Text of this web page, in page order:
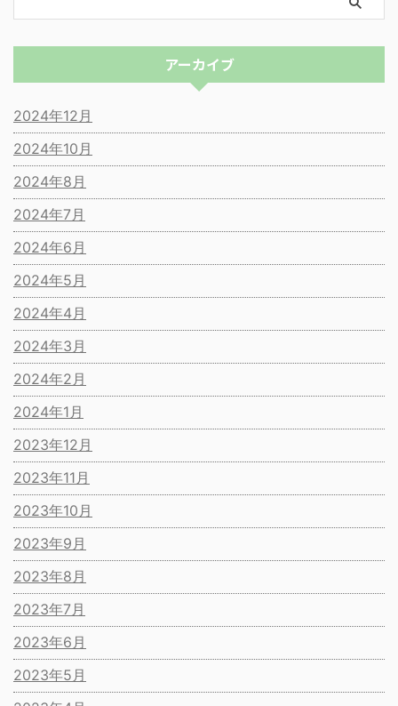
アーカイブ
2024年12月
2024年10月
2024年8月
2024年7月
2024年6月
2024年5月
2024年4月
2024年3月
2024年2月
2024年1月
2023年12月
2023年11月
2023年10月
2023年9月
2023年8月
2023年7月
2023年6月
2023年5月